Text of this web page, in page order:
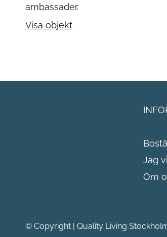
ambassader.
Visa objekt
Jag
Om
© Copyright Quality Living